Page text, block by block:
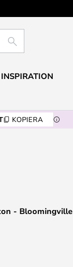
SÖK
INSPIRATION
KOPIERA
- Bloomingville